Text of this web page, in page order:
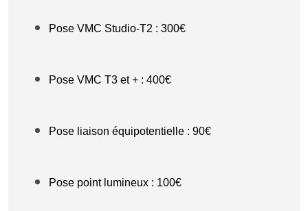
Pose VMC Studio-T2 : 300€
Pose VMC T3 et + : 400€
Pose liaison équipotentielle : 90€
Pose point lumineux : 100€